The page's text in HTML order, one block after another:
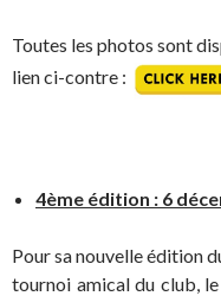
Toutes les photos sont
lien ci-contre :
4ème édition : 6
Pour sa nouvelle édition
tournoi amical du club, le